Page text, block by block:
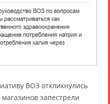
ВОЗ откликнулись
запестрели